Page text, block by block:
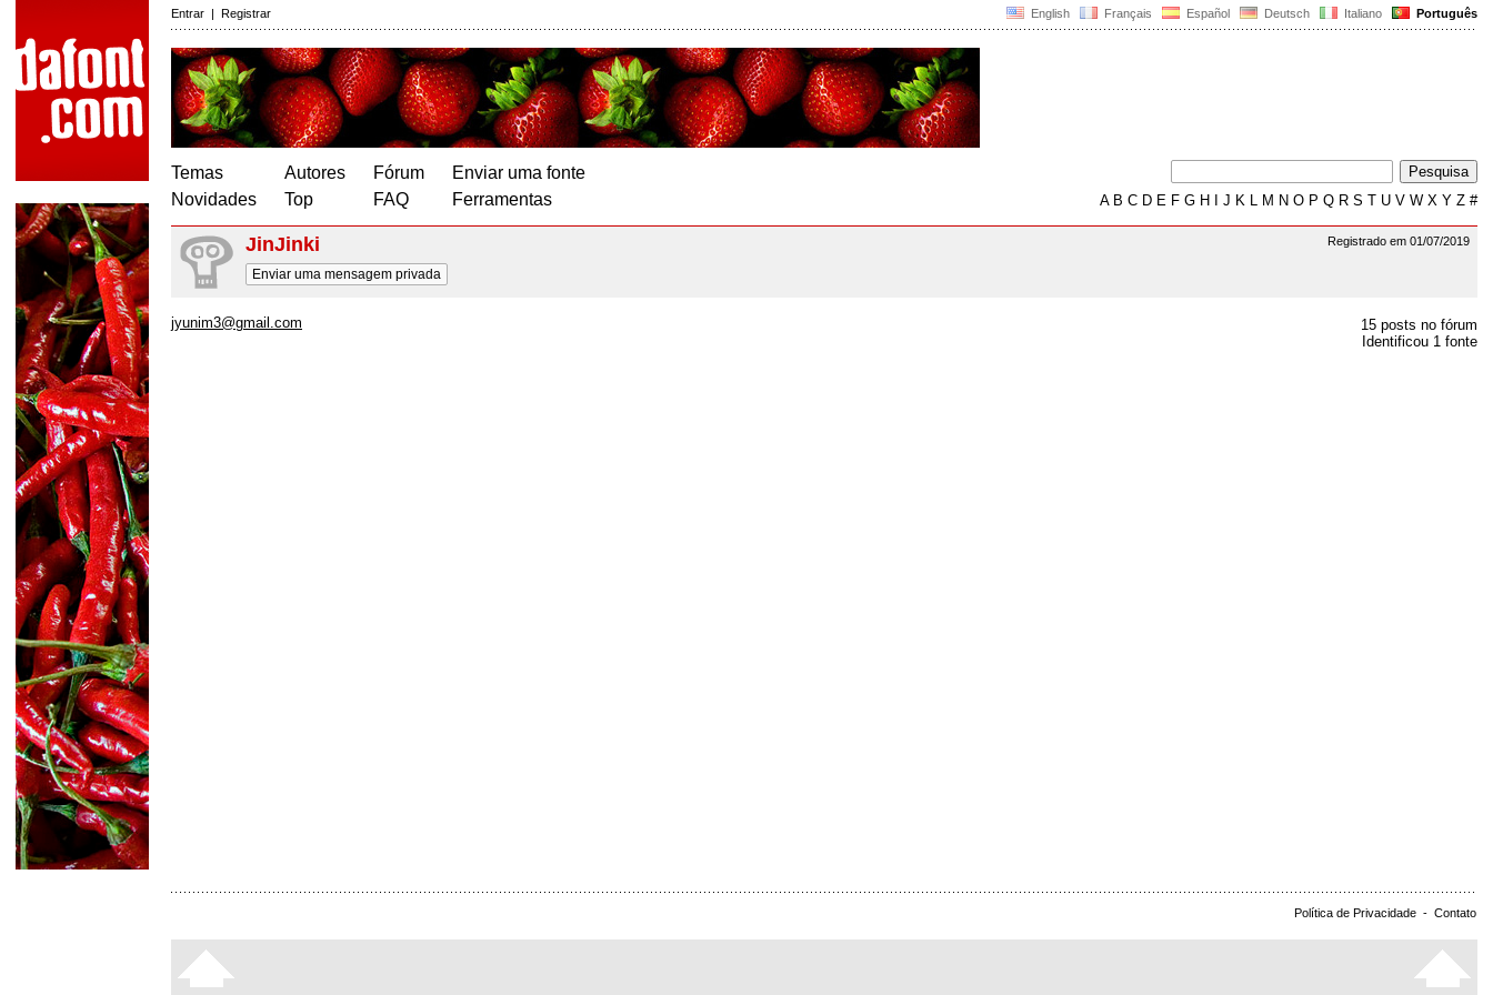
English Français Español Deutsch Italiano Português
Entrar | Registrar
Temas
Novidades
Autores
Top
Fórum
FAQ
Enviar uma fonte
Ferramentas
AB C D E F G H J K L M N O P Q R S T U V W X Y Z #
Registrado em 01/07/2019
JinJinki
Enviar uma mensagem privada
15 posts no fórum
Identificou 1 fonte
jyunim3@gmail.com
Política de Privacidade - Contato